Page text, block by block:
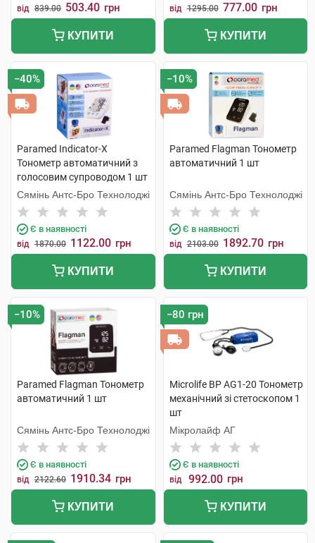
від 839.00 503.40 грн
КУПИТИ
від 1295.00 777.00 грн
КУПИТИ
−40%
Paramed Indicator-X
Тонометр автоматичний з
голосовим супроводом 1 шт
Сямінь Антс-Бро Технолоджі
Є в наявності
від 1870.00 1122.00 грн
КУПИТИ
−10%
Paramed Flagman Тонометр
автоматичний 1 шт
Сямінь Антс-Бро Технолоджі
Є в наявності
від 2103.00 1892.70 грн
КУПИТИ
−10%
Paramed Flagman Тонометр
автоматичний 1 шт
Сямінь Антс-Бро Технолоджі
Є в наявності
від 2122.60 1910.34 грн
КУПИТИ
−80 грн
Microlife BP AG1-20 Тонометр
механічний зі стетоскопом 1
шт
Мікролайф AГ
Є в наявності
від 992.00 грн
КУПИТИ